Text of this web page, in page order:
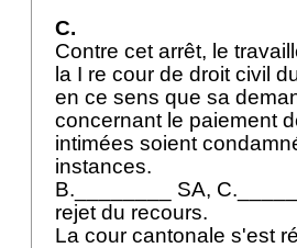
C.
Contre cet arrêt, le
la I re cour de droit civil
en ce sens que sa
concernant le paiement
intimées soient
instances.
B.________ SA,
rejet du recours.
La cour cantonale s'est